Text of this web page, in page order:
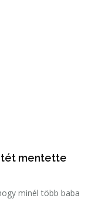
mentette
minél több baba